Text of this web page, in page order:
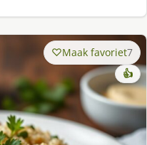
Maak favoriet7
👍